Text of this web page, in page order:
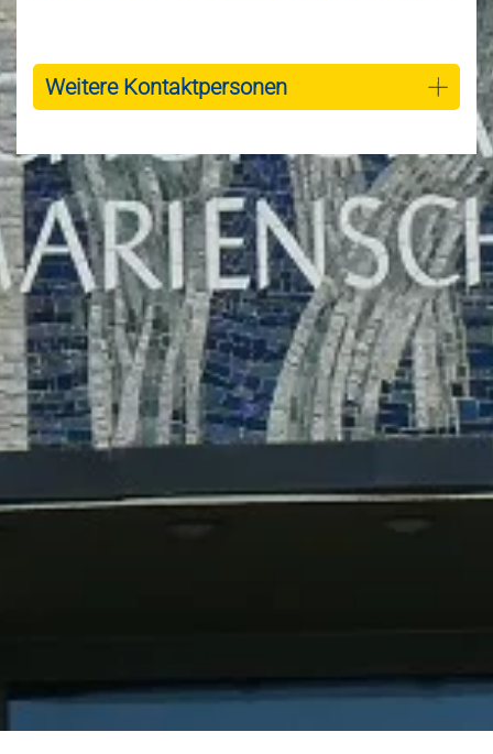
Weitere Kontaktpersonen